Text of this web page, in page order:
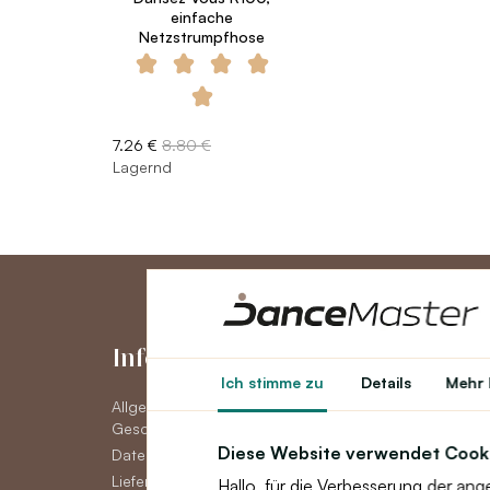
Ich stimme zu Details Mehr
Diese Website verwendet
Hallo, für die Verbesserung der
einfache
Netzstrumpfhose
7.26 € 8.80 €
Lagernd
Informationen
Allgemeine
Geschäftsbedingungen
Datenschutzerklärung DSGVO
Lieferoptionen
Konto
Konto
Newsletter